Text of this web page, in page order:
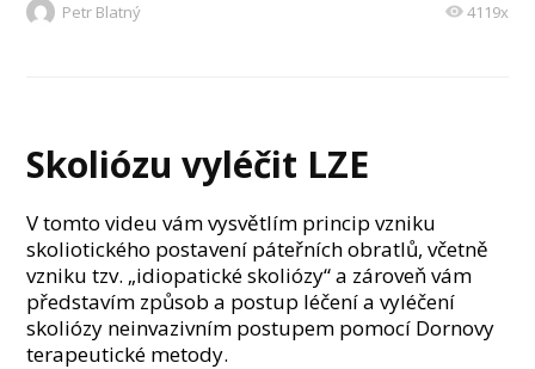
Petr Blatný 4119x
Skoliózu vyléčit LZE
V tomto videu vám vysvětlím princip vzniku
skoliotického postavení páteřních obratlů, včetně
vzniku tzv. „idiopatické skoliózy“ a zároveň vám
představím způsob a postup léčení a vyléčení
skoliózy neinvazivním postupem pomocí Dornovy
terapeutické metody.